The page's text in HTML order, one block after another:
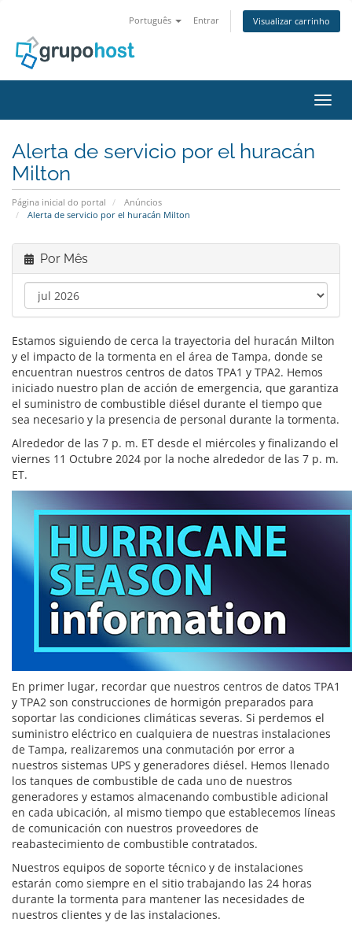
Português Entrar Visualizar carrinho
Alerta de servicio por el huracán
Milton
Página inicial do portal
Anúncios
Alerta de servicio por el huracán Milton
Por Mês
Estamos siguiendo de cerca la trayectoria del huracán Milton
y el impacto de la tormenta en el área de Tampa, donde se
encuentran nuestros centros de datos TPA1 y TPA2. Hemos
iniciado nuestro plan de acción de emergencia, que garantiza
el suministro de combustible diésel durante el tiempo que
sea necesario y la presencia de personal durante la tormenta.
Alrededor de las 7 p. m. ET desde el miércoles y finalizando el
viernes 11 Octubre 2024 por la noche alrededor de las 7 p. m.
ET.
En primer lugar, recordar que nuestros centros de datos TPA1
y TPA2 son construcciones de hormigón preparados para
soportar las condiciones climáticas severas. Si perdemos el
suministro eléctrico en cualquiera de nuestras instalaciones
de Tampa, realizaremos una conmutación por error a
nuestros sistemas UPS y generadores diésel. Hemos llenado
los tanques de combustible de cada uno de nuestros
generadores y estamos almacenando combustible adicional
en cada ubicación, al mismo tiempo que establecemos líneas
de comunicación con nuestros proveedores de
reabastecimiento de combustible contratados.
Nuestros equipos de soporte técnico y de instalaciones
estarán como siempre en el sitio trabajando las 24 horas
durante la tormenta para mantener las necesidades de
nuestros clientes y de las instalaciones.